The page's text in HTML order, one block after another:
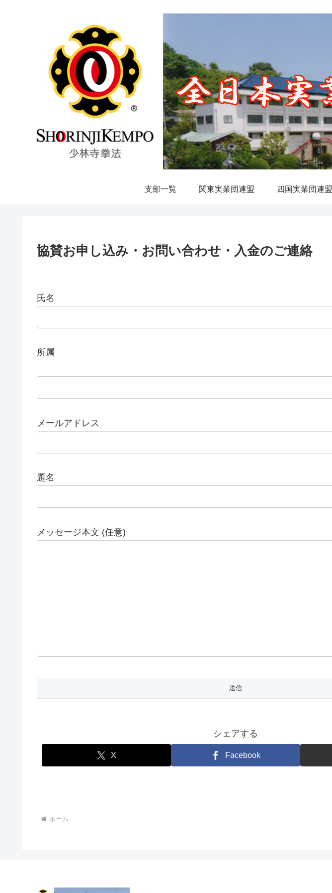
支部一覧 関東実業団連盟 四国実業団連盟
協賛お申し込み・お問い合わせ・入金のご連絡
氏名
所属
メールアドレス
題名
メッセージ本文 (任意)
シェアする
X Facebook
ホーム